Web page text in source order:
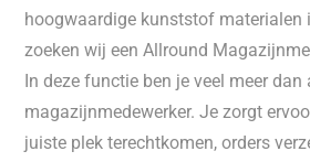
hoogwaardige kunststof materialen
zoeken wij een Allround
In deze functie ben je veel meer dan
magazijnmedewerker. Je zorgt
juiste plek terechtkomen, orders